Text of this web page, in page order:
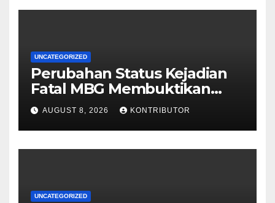
UNCATEGORIZED
Perubahan Status Kejadian
Fatal MBG Membuktikan
Pemerintah Tidak Main-main
AUGUST 8, 2026 KONTRIBUTOR
UNCATEGORIZED